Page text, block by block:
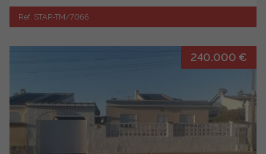
Ref. STAP-TM/7066
240.000 €